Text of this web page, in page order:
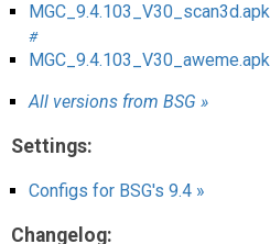
MGC_9.4.103_V30_scan3d.apk
#
MGC_9.4.103_V30_aweme.apk
All versions from BSG »
Settings:
Configs for BSG's 9.4 »
Changelog: